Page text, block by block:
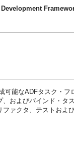
可能なADFタスク・
およびバインド・
ァクタ、テストおよ